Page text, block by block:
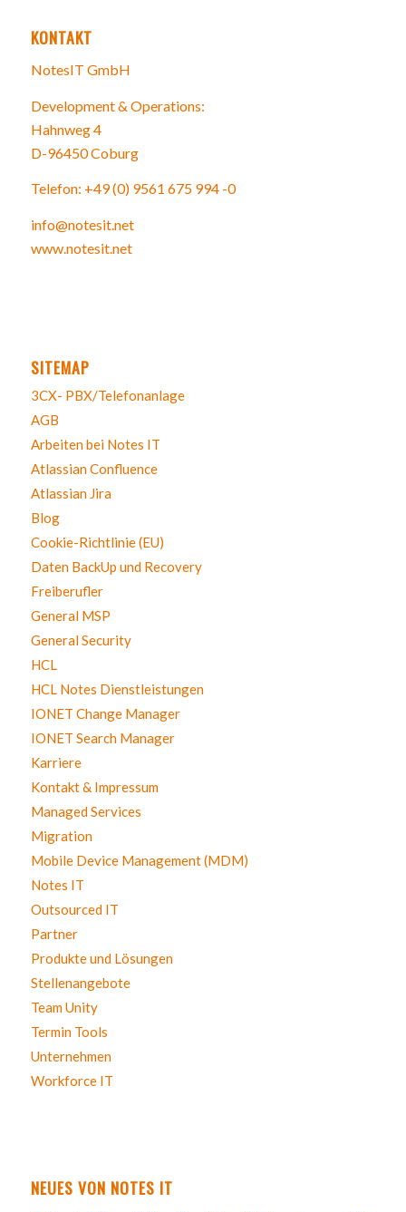
KONTAKT
NotesIT GmbH
Development & Operations:
Hahnweg 4
D-96450 Coburg
Telefon: +49 (0) 9561 675 994 -0
info@notesit.net
www.notesit.net
SITEMAP
3CX- PBX/Telefonanlage
AGB
Arbeiten bei Notes IT
Atlassian Confluence
Atlassian Jira
Blog
Cookie-Richtlinie (EU)
Daten BackUp und Recovery
Freiberufler
General MSP
General Security
HCL
HCL Notes Dienstleistungen
IONET Change Manager
IONET Search Manager
Karriere
Kontakt & Impressum
Managed Services
Migration
Mobile Device Management (MDM)
Notes IT
Outsourced IT
Partner
Produkte und Lösungen
Stellenangebote
Team Unity
Termin Tools
Unternehmen
Workforce IT
NEUES VON NOTES IT